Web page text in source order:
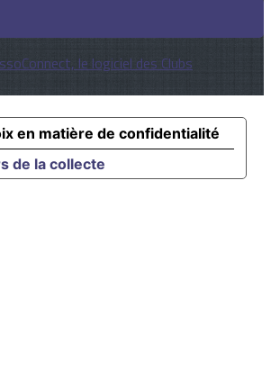
le logiciel des Clubs
de la collecte
en matière de confidentialité